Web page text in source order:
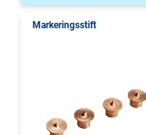
Markeringsstift